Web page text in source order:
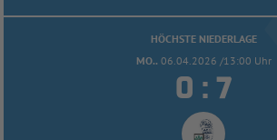
HÖCHSTE NIEDERLAGE
MO.. 06.04.2026 /13:00 Uhr
 : 